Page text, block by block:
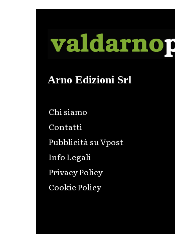
Arno Edizioni Srl
Chi siamo
Contatti
Pubblicità su Vpost
Info Legali
Privacy Policy
Cookie Policy